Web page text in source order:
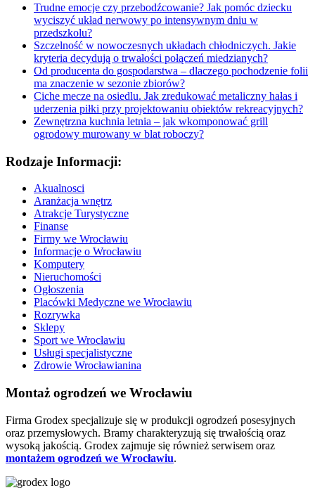
Trudne emocje czy przebodźcowanie? Jak pomóc dziecku
wyciszyć układ nerwowy po intensywnym dniu w
przedszkolu?
Szczelność w nowoczesnych układach chłodniczych. Jakie
kryteria decydują o trwałości połączeń miedzianych?
Od producenta do gospodarstwa – dlaczego pochodzenie folii
ma znaczenie w sezonie zbiorów?
Ciche mecze na osiedlu. Jak zredukować metaliczny hałas i
uderzenia piłki przy projektowaniu obiektów rekreacyjnych?
Zewnętrzna kuchnia letnia – jak wkomponować grill
ogrodowy murowany w blat roboczy?
Rodzaje Informacji:
Akualnosci
Aranżacja wnętrz
Atrakcje Turystyczne
Finanse
Firmy we Wrocławiu
Informacje o Wrocławiu
Komputery
Nieruchomości
Ogłoszenia
Placówki Medyczne we Wrocławiu
Rozrywka
Sklepy
Sport we Wrocławiu
Usługi specjalistyczne
Zdrowie Wrocławianina
Montaż ogrodzeń we Wrocławiu
Firma Grodex specjalizuje się w produkcji ogrodzeń posesyjnych
oraz przemysłowych. Bramy charakteryzują się trwałością oraz
wysoką jakością. Grodex zajmuje się również serwisem oraz
montażem ogrodzeń we Wrocławiu.